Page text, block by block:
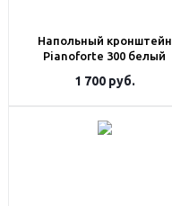
Напольный кронштейн
Pianoforte 300 белый
1 700руб.